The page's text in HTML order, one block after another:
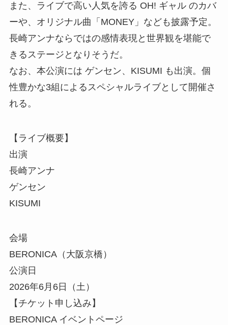
また、ライブで高い人気を誇る OH! ギャル のカバ
ーや、オリジナル曲「MONEY」なども披露予定。
長崎アンナならではの感情表現と世界観を堪能で
きるステージとなりそうだ。
なお、本公演には ゲンセン、KISUMI も出演。個
性豊かな3組によるスペシャルライブとして開催さ
れる。
【ライブ概要】
出演
長崎アンナ
ゲンセン
KISUMI
会場
BERONICA（大阪京橋）
公演日
2026年6月6日（土）
【チケット申し込み】
BERONICA イベントページ